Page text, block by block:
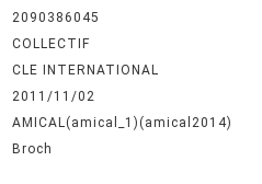
2090386045
COLLECTIF
CLE INTERNATIONAL
2011/11/02
AMICAL(amical_1)(amical2014)
Broch